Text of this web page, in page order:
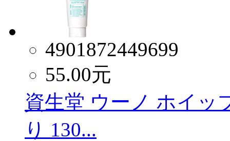
4901872449699
55.00元
資生堂 ウーノ ホイッ
り 130...